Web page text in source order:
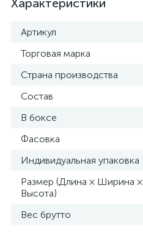
Характеристики
Артикул
Торговая марка
Страна производства
Состав
В боксе
Фасовка
Индивидуальная упаковка
Размер (Длина × Ширина ×
Высота)
Вес брутто